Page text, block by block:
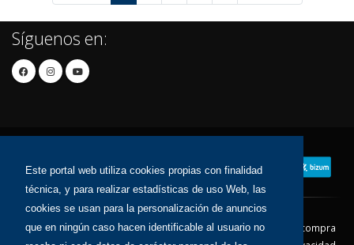
Este portal web utiliza cookies propias con finalidad
técnica, y para realizar estadísticas de uso Web, las
cookies se usan para la personalización de anuncios
que en ningún caso hacen identificable al usuario no
Síguenos en:
Contacto Aviso Legal
Condiciones de compra